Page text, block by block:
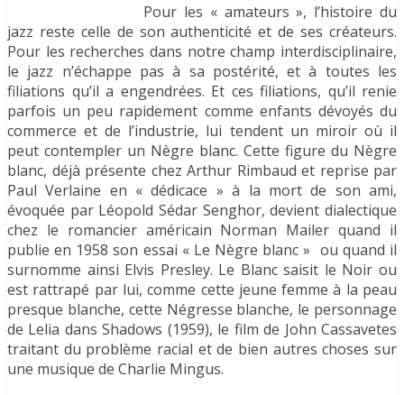
Pour les « amateurs », l’histoire du
jazz reste celle de son authenticité et de ses créateurs.
Pour les recherches dans notre champ interdisciplinaire,
le jazz n’échappe pas à sa postérité, et à toutes les
filiations qu’il a engendrées. Et ces filiations, qu’il renie
parfois un peu rapidement comme enfants dévoyés du
commerce et de l’industrie, lui tendent un miroir où il
peut contempler un Nègre blanc. Cette figure du Nègre
blanc, déjà présente chez Arthur Rimbaud et reprise par
Paul Verlaine en « dédicace » à la mort de son ami,
évoquée par Léopold Sédar Senghor, devient dialectique
chez le romancier américain Norman Mailer quand il
publie en 1958 son essai « Le Nègre blanc » ou quand il
surnomme ainsi Elvis Presley. Le Blanc saisit le Noir ou
est rattrapé par lui, comme cette jeune femme à la peau
presque blanche, cette Négresse blanche, le personnage
de Lelia dans Shadows (1959), le film de John Cassavetes
traitant du problème racial et de bien autres choses sur
une musique de Charlie Mingus.